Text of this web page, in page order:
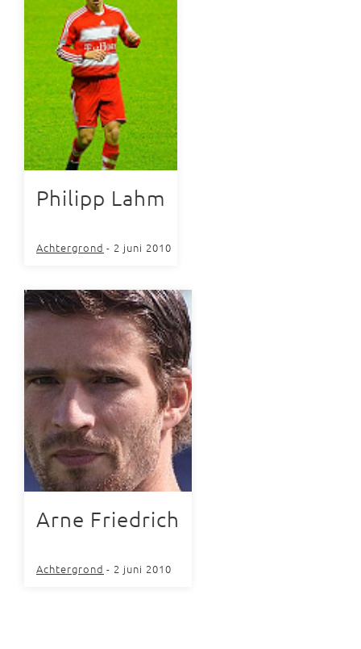
Philipp Lahm
Achtergrond - 2 juni 2010
Arne Friedrich
Achtergrond - 2 juni 2010